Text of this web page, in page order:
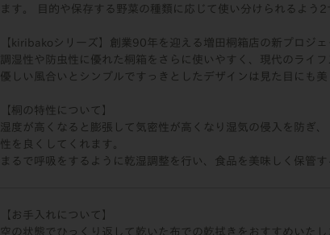
ます。 目的や保存する野菜の種類に応じて使い分けられるよう
【kiribakoシリーズ】創業90年を迎える増田桐箱店の新プロジェ
調湿性や防虫性に優れた桐箱をさらに使いやすく、現代のライ
優しい風合いとシンプルですっきとしたデザインは見た目にも
【桐の特性について】
湿度が高くなると膨張して気密性が高くなり湿気の侵入を防ぎ
性を良くしてくれます。
まるで呼吸をするように乾湿調整を行い、食品を美味しく保管す
【お手入れについて】
空の状態でひっくり返して乾いた布での乾拭きをおすすめいた